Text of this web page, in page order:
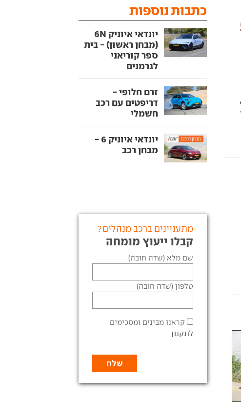
כתבות נוספות
יונדאי איוניק 6N
(מבחן ראשון) - בית
ספר קוריאני
לגרמנים
זרם חלופי -
דריפטים עם רכב
חשמלי
יונדאי איוניק 6 -
מבחן רכב
מתעניינים ברכב מנהלים?
קבלו ייעוץ מומחה
שם מלא (שדה חובה)
טלפון (שדה חובה)
קראנו מבינים ומסכימים
לתקנון